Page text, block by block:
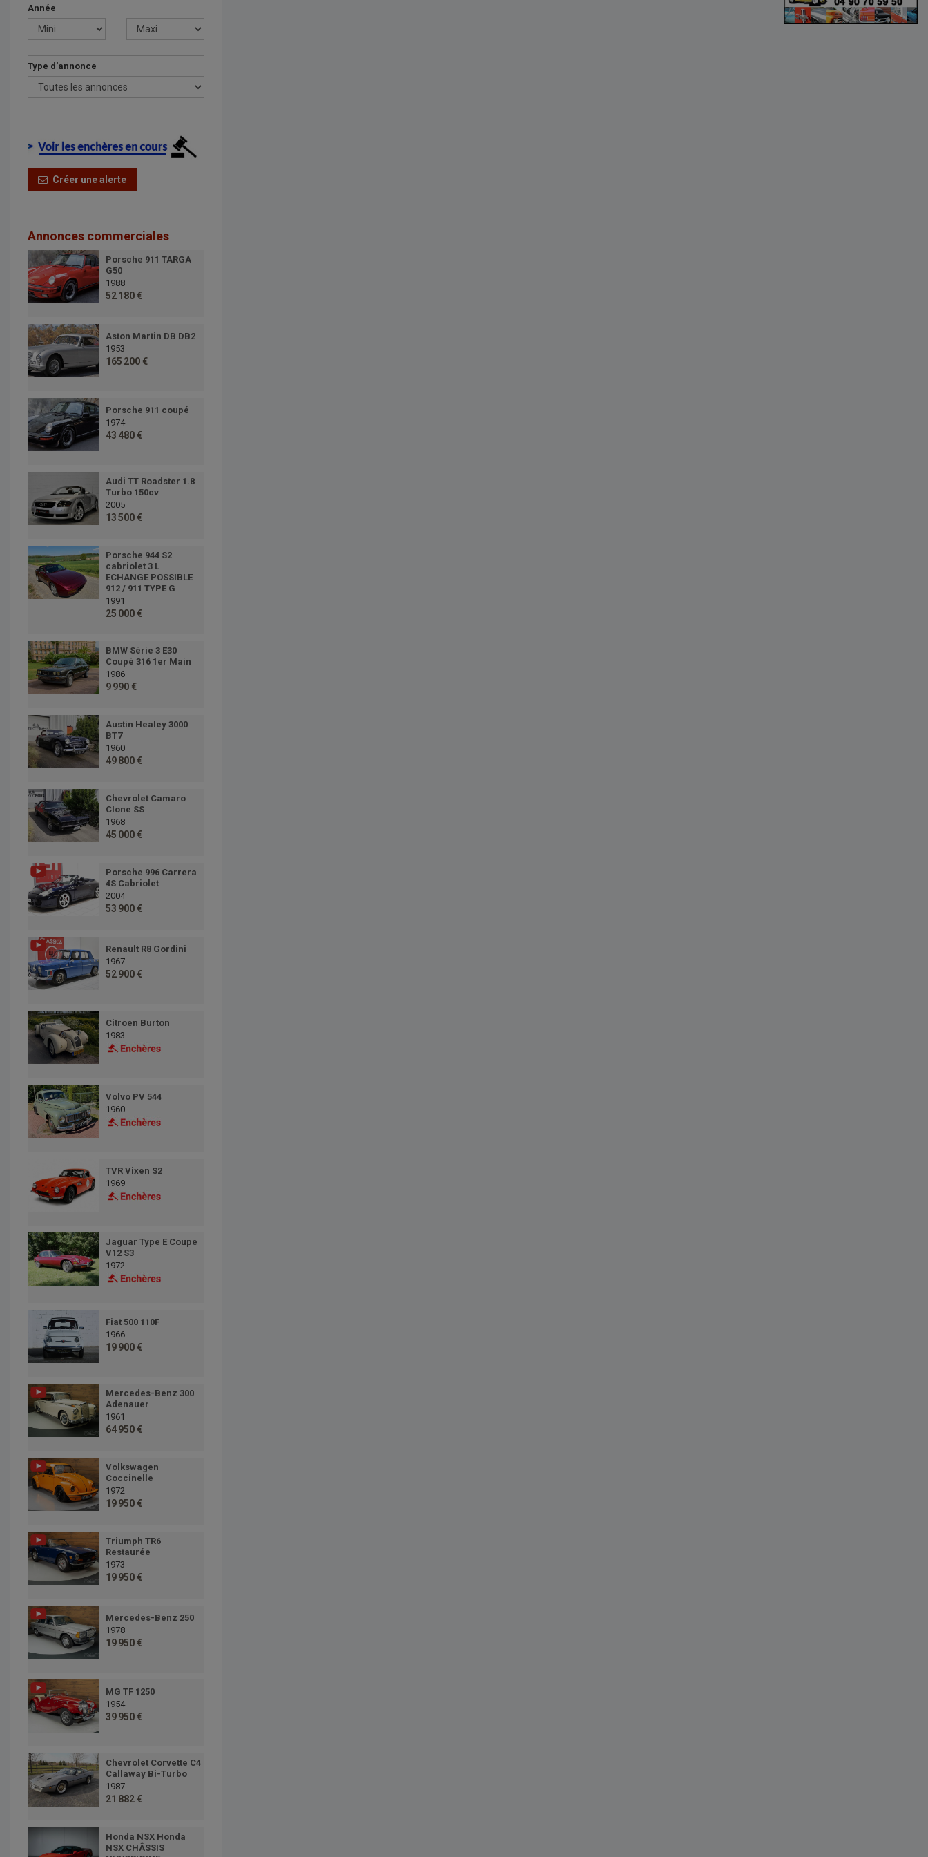
Année
Type d'annonce
Créer une alerte
Annonces commerciales
Porsche 911 TARGA
G50
1988
52 180 €
Aston Martin DB DB2
1953
165 200 €
Porsche 911 coupé
1974
43 480 €
Audi TT Roadster 1.8
Turbo 150cv
2005
13 500 €
Porsche 944 S2
cabriolet 3 L
ECHANGE POSSIBLE
912 / 911 TYPE G
1991
25 000 €
BMW Série 3 E30
Coupé 316 1er Main
1986
9 990 €
Austin Healey 3000
BT7
1960
49 800 €
Chevrolet Camaro
Clone SS
1968
45 000 €
Porsche 996 Carrera
4S Cabriolet
2004
53 900 €
Renault R8 Gordini
1967
52 900 €
Citroen Burton
1983
Volvo PV 544
1960
TVR Vixen S2
1969
Jaguar Type E Coupe
V12 S3
1972
Fiat 500 110F
1966
19 900 €
Mercedes-Benz 300
Adenauer
1961
64 950 €
Volkswagen
Coccinelle
1972
19 950 €
Triumph TR6
Restaurée
1973
19 950 €
Mercedes-Benz 250
1978
19 950 €
MG TF 1250
1954
39 950 €
Chevrolet Corvette C4
Callaway Bi-Turbo
1987
21 882 €
Honda NSX Honda
NSX CHÂSSIS